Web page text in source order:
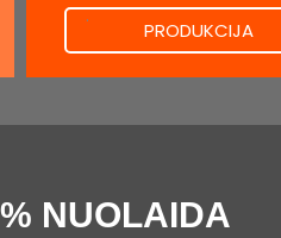
.
PRODUKCIJA
NUOLAIDA